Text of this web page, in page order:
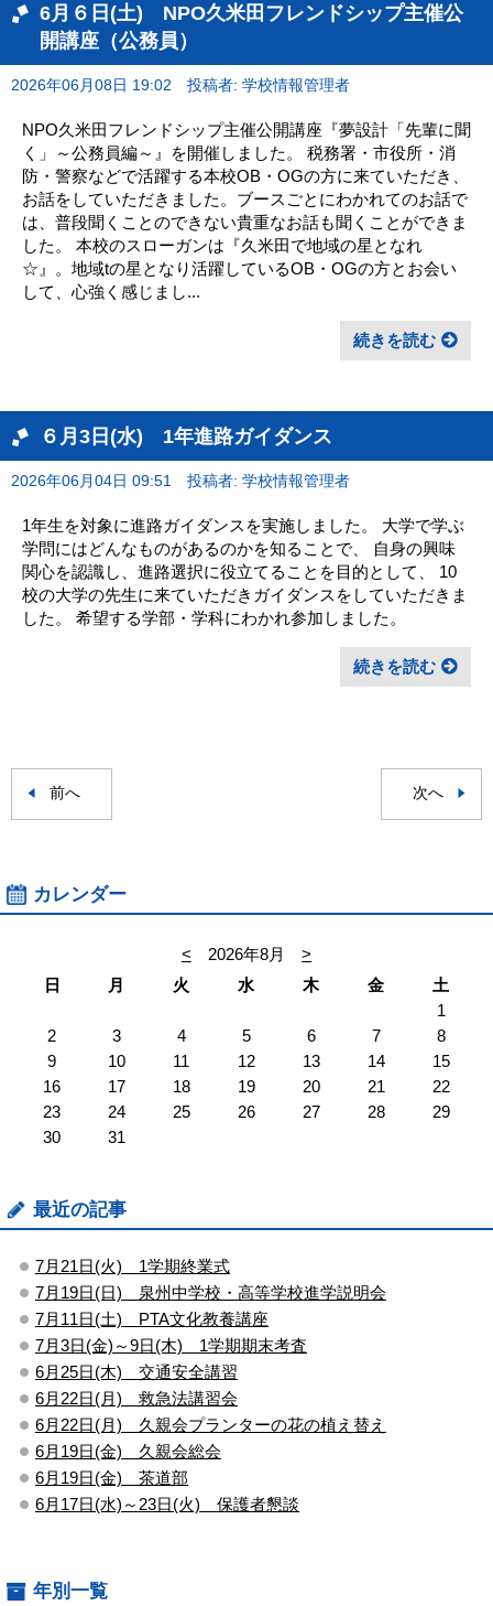
6月６日(土) NPO久米田フレンドシップ主催公
開講座（公務員）
2026年06月08日 19:02 投稿者: 学校情報管理者
NPO久米田フレンドシップ主催公開講座『夢設計「先輩に聞
く」～公務員編～』を開催しました。 税務署・市役所・消
防・警察などで活躍する本校OB・OGの方に来ていただき、
お話をしていただきました。ブースごとにわかれてのお話で
は、普段聞くことのできない貴重なお話も聞くことができま
した。 本校のスローガンは『久米田で地域の星となれ
☆』。地域tの星となり活躍しているOB・OGの方とお会い
して、心強く感じまし...
続きを読む
６月3日(水) 1年進路ガイダンス
2026年06月04日 09:51 投稿者: 学校情報管理者
1年生を対象に進路ガイダンスを実施しました。 大学で学ぶ
学問にはどんなものがあるのかを知ることで、 自身の興味
関心を認識し、進路選択に役立てることを目的として、 10
校の大学の先生に来ていただきガイダンスをしていただきま
した。 希望する学部・学科にわかれ参加しました。
続きを読む
前へ 次へ
カレンダー
< 2026年8月
>
日
月 火 水 木 金
土
1
2
3 4 5 6 7
8
9
10 11 12 13 14
15
16
17 18 19 20 21
22
23
24 25 26 27 28
29
30
31
最近の記事
7月21日(火) 1学期終業式
7月19日(日) 泉州中学校・高等学校進学説明会
7月11日(土) PTA文化教養講座
7月3日(金)～9日(木) 1学期期末考査
6月25日(木) 交通安全講習
6月22日(月) 救急法講習会
6月22日(月) 久親会プランターの花の植え替え
6月19日(金) 久親会総会
6月19日(金) 茶道部
6月17日(水)～23日(火) 保護者懇談
年別一覧